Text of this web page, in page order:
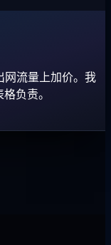
网流量上加价。我
负责。